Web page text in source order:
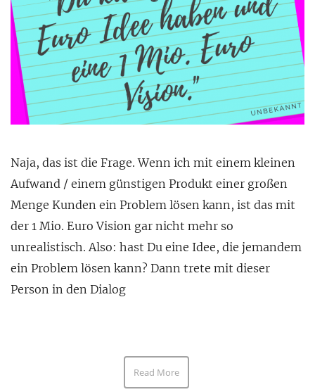
Naja, das ist die Frage. Wenn ich mit einem kleinen
Aufwand / einem günstigen Produkt einer großen
Menge Kunden ein Problem lösen kann, ist das mit
der 1 Mio. Euro Vision gar nicht mehr so
unrealistisch. Also: hast Du eine Idee, die jemandem
ein Problem lösen kann? Dann trete mit dieser
Person in den Dialog
Read More